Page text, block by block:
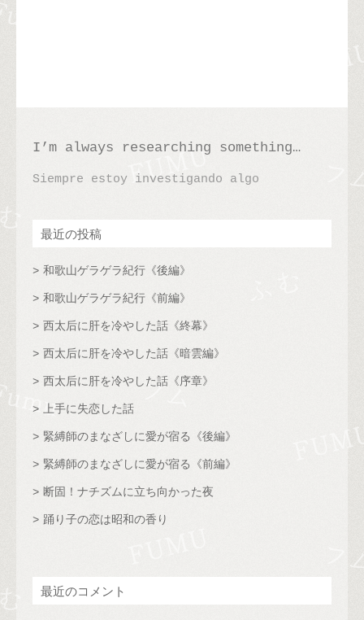
I’m always researching something…
Siempre estoy investigando algo
最近の投稿
和歌山ゲラゲラ紀行《後編》
和歌山ゲラゲラ紀行《前編》
西太后に肝を冷やした話《終幕》
西太后に肝を冷やした話《暗雲編》
西太后に肝を冷やした話《序章》
上手に失恋した話
緊縛師のまなざしに愛が宿る《後編》
緊縛師のまなざしに愛が宿る《前編》
断固！ナチズムに立ち向かった夜
踊り子の恋は昭和の香り
最近のコメント